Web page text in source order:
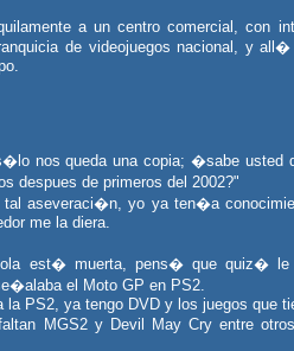
a un centro comercial, con
de videojuegos nacional, y
nos queda una copia; �sabe usted
despues de primeros del 2002?"
aseveraci�n, yo ya ten�a
me la diera.
est� muerta, pens� que quiz�
el Moto GP en PS2.
la PS2, ya tengo DVD y los juegos que
MGS2 y Devil May Cry entre